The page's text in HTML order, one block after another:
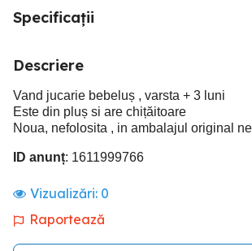
Specificații
Descriere
Vand jucarie bebeluș , varsta + 3 luni
Este din pluș si are chițăitoare
Noua, nefolosita , in ambalajul original
ID anunț: 1611999766
Vizualizări: 0
Raportează